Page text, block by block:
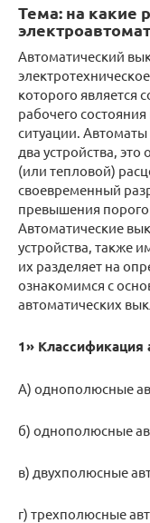
Тема: на какие
Автоматический
которого является
рабочего
ситуации.
два устройства,
(или тепловой)
своевременный
превышения
Автоматические
устройства, также
их разделяет на
ознакомимся с
автоматических
1» Классификация
А) однополюсные
б) однополюсные
в) двухполюсные
г) трехполюсные